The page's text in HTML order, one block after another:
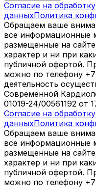
Согласие на
данныхПолитика
Обращаем ваше
все информационные
размещенные на
характер и ни при
публичной офертой.
можно по телефону
деятельность
Современной
01019-24/00561192 от
Согласие на
данныхПолитика
Обращаем ваше
все информационные
размещенные на
характер и ни при
публичной офертой.
можно по телефону